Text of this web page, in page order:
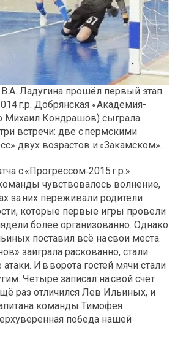
Ладугина прошёл первый этап
г.р. Добрянская «Академия-
Михаил Кондрашов) сыграла
встречи: две с пермскими
двух возрастов и «Закамском».
с «Прогрессом‑2015 г.р.»
чувствовалось волнение,
за них переживали родители
которые первые игры провели
более организованно. Однако
поставил всё на свои места.
заиграла раскованно, стали
И в ворота гостей мячи стали
Четыре записал на свой счёт
раз отличился Лев Ильиных, и
команды Тимофея
победа нашей